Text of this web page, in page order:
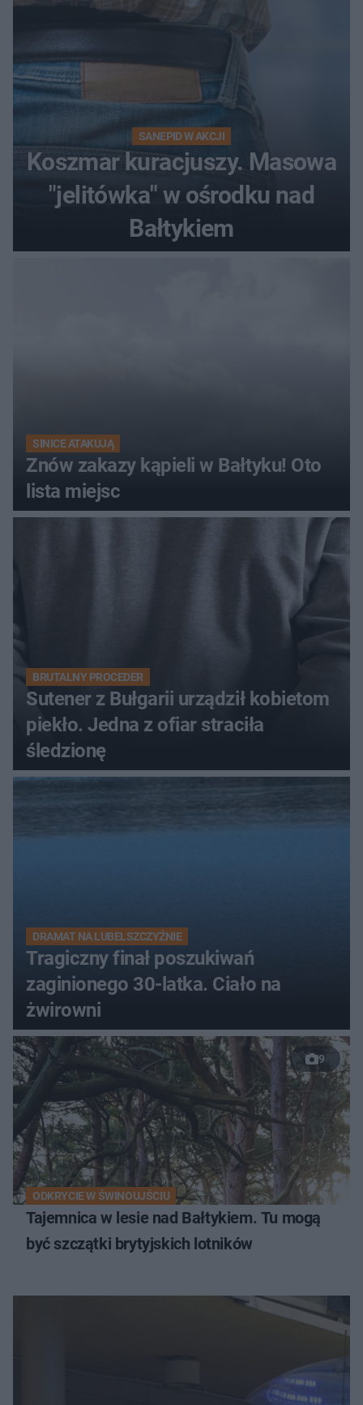
SANEPID W AKCJI
Koszmar kuracjuszy. Masowa
"jelitówka" w ośrodku nad
Bałtykiem
SINICE ATAKUJĄ
Znów zakazy kąpieli w Bałtyku! Oto
lista miejsc
BRUTALNY PROCEDER
Sutener z Bułgarii urządził kobietom
piekło. Jedna z ofiar straciła
śledzionę
DRAMAT NA LUBELSZCZYŹNIE
Tragiczny finał poszukiwań
zaginionego 30-latka. Ciało na
żwirowni
9
ODKRYCIE W ŚWINOUJŚCIU
Tajemnica w lesie nad Bałtykiem. Tu mogą
być szczątki brytyjskich lotników